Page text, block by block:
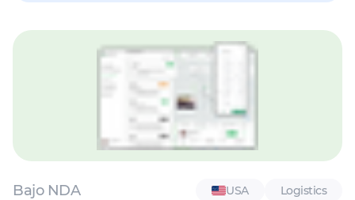
Bajo NDA USA Logistics